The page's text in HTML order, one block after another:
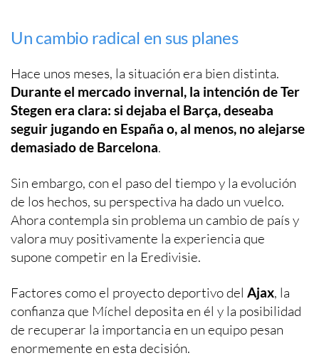
Un cambio radical en sus planes
Hace unos meses, la situación era bien distinta.
Durante el mercado invernal, la intención de Ter
Stegen era clara: si dejaba el Barça, deseaba
seguir jugando en España o, al menos, no alejarse
demasiado de Barcelona.
Sin embargo, con el paso del tiempo y la evolución
de los hechos, su perspectiva ha dado un vuelco.
Ahora contempla sin problema un cambio de país y
valora muy positivamente la experiencia que
supone competir en la Eredivisie.
Factores como el proyecto deportivo del Ajax, la
confianza que Míchel deposita en él y la posibilidad
de recuperar la importancia en un equipo pesan
enormemente en esta decisión.